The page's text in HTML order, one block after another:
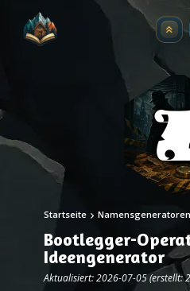
Startseite Namensgeneratoren
Bootlegger-
Ideengenerator
Aktualisiert: 2026-07-05 (erstellt: